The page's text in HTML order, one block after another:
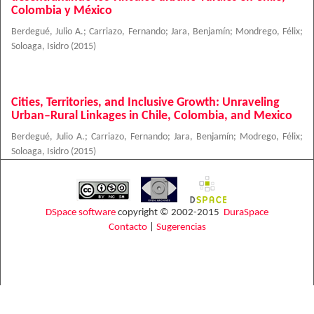
Colombia y México
Berdegué, Julio A.;Carriazo, Fernando; Jara, Benjamín; Mondrego, Félix;
Soloaga, Isidro (2015)
Cities, Territories, and Inclusive Growth: Unraveling
Urban–Rural Linkages in Chile, Colombia, and Mexico
Berdegué, Julio A.; Carriazo, Fernando; Jara, Benjamín; Modrego, Félix;
Soloaga, Isidro (2015)
DSpace software copyright © 2002-2015 DuraSpace
Contacto| Sugerencias